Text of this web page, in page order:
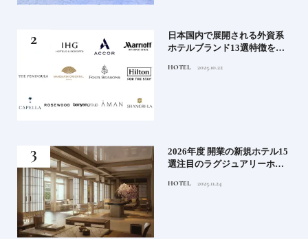
日本国内で展開される外資系
ホテルブランド13選特徴を知
満喫｜ホテルブランド大解剖
HOTEL 2025.10.22
2026年度 開業の新規ホテル15
選注目のラグジュアリーホテ
ィホテルまでご紹介【後編】
HOTEL 2025.11.24